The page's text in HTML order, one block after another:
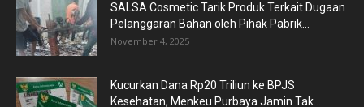
SALSA Cosmetic Tarik Produk Terkait Dugaan
Pelanggaran Bahan oleh Pihak Pabrik...
November 4, 2025
Kucurkan Dana Rp20 Triliun ke BPJS
Kesehatan, Menkeu Purbaya Jamin Tak...